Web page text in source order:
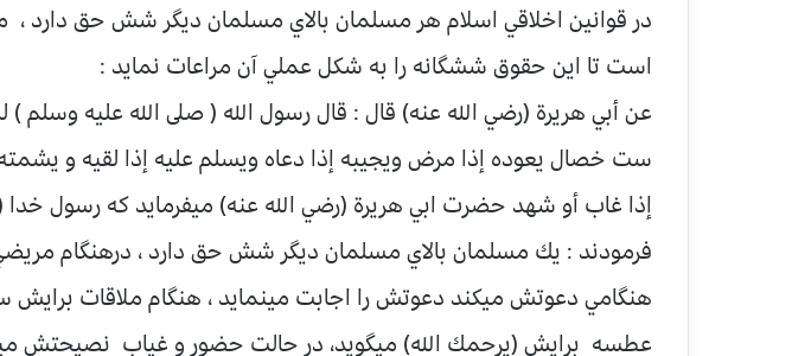
در قوانين اخلاقي اسلام هر مسلمان بالاي مسلمان ديگر شش حق دارد ،
است تا اين حقوق ششگانه را به شكل عملي آن مراعات نمايد :
عن أبي هريرة (رضي الله عنه) قال : قال رسول الله ( صلى الله عليه وسلم
ست خصال يعوده إذا مرض ويجيبه إذا دعاه ويسلم عليه إذا لقيه و
إذا غاب أو شهد حضرت ابي هريرة (رضي الله عنه) ميفرمايد كه رسول خدا
فرمودند : يك مسلمان بالاي مسلمان ديگر شش حق دارد ، درهنگام
هنگامي دعوتش ميكند دعوتش را اجابت مينمايد ، هنگام ملاقات برايش
عطسه برايش (يرحمك الله) ميگويد، در حالت حضور و غياب نصيحتش